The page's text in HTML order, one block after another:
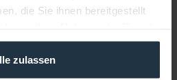
die Sie ihnen bereitgestellt
zulassen